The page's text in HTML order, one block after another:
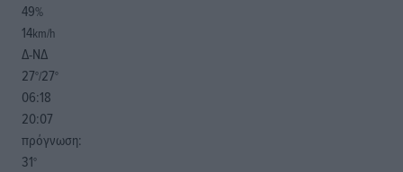
49%
14km/h
Δ-ΝΔ
27°/27°
06:18
20:07
πρόγνωση:
31°